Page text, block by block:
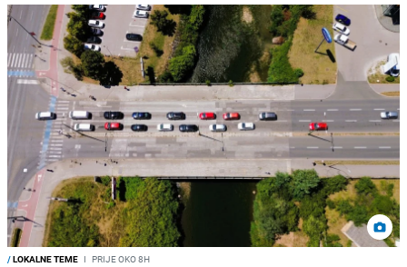
/LOKALNE TEME I PRIJE OKO 8H